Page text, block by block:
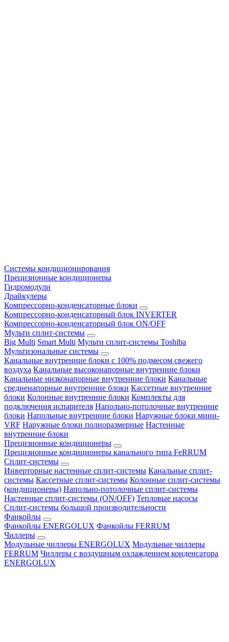
Системы кондиционирования
Прецизионные кондиционеры
Гидромодули
Драйкулеры
Компрессорно-конденсаторные блоки
Компрессорно-конденсаторный блок INVERTER
Компрессорно-конденсаторный блок ON/OFF
Мульти сплит-системы
Big Multi Smart Multi Мульти сплит-системы Toshiba
Мультизональные системы
Канальные внутренние блоки с 100% подмесом свежего
воздуха Канальные высоконапорные внутренние блоки
Канальные низконапорные внутренние блоки Канальные
средненапорные внутренние блоки Кассетные внутренние
блоки Колонные внутренние блоки Комплекты для
подключения испарителя Напольно-потолочные внутренние
блоки Напольные внутренние блоки Наружные блоки мини-
VRF Наружные блоки полноразмерные Настенные
внутренние блоки
Прецизионные кондиционеры
Прецизионные кондиционеры канального типа FeRRUM
Сплит-системы
Инверторные настенные сплит-системы Канальные сплит-
системы Кассетные сплит-системы Колонные сплит-системы
(кондиционеры) Напольно-потолочные сплит-системы
Настенные сплит-системы (ON/OFF) Тепловые насосы
Сплит-системы большой производительности
Фанкойлы
Фанкойлы ENERGOLUX Фанкойлы FERRUM
Чиллеры
Модульные чиллеры ENERGOLUX Модульные чиллеры
FERRUM Чиллеры с воздушным охлаждением конденсатора
ENERGOLUX